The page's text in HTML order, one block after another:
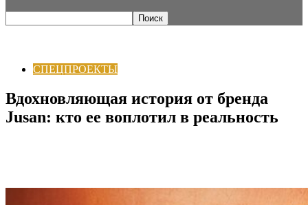
СПЕЦПРОЕКТЫ
Вдохновляющая история от бренда
Jusan: кто ее воплотил в реальность